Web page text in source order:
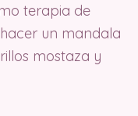
terapia de
un mandala
mostaza y